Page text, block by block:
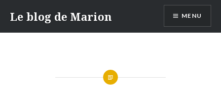
contenu
Le blog de Marion MENU